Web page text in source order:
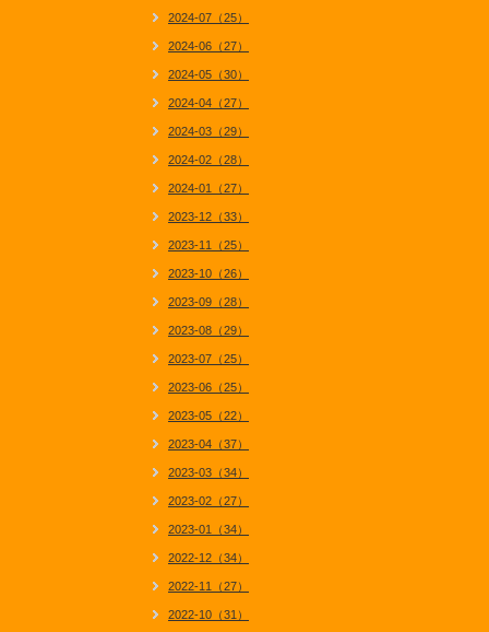
2024-07（25）
2024-06（27）
2024-05（30）
2024-04（27）
2024-03（29）
2024-02（28）
2024-01（27）
2023-12（33）
2023-11（25）
2023-10（26）
2023-09（28）
2023-08（29）
2023-07（25）
2023-06（25）
2023-05（22）
2023-04（37）
2023-03（34）
2023-02（27）
2023-01（34）
2022-12（34）
2022-11（27）
2022-10（31）